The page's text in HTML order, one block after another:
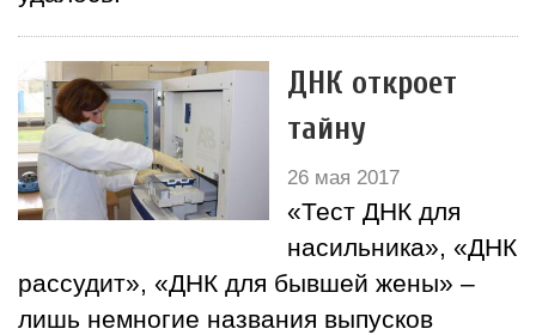
ДНК откроет
тайну
26 мая 2017
«Тест ДНК для
насильника», «ДНК
рассудит», «ДНК для бывшей жены» –
лишь немногие названия выпусков